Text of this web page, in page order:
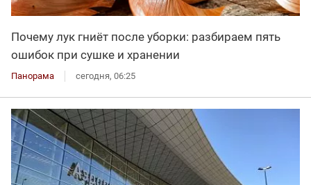
Почему лук гниёт после уборки: разбираем пять
ошибок при сушке и хранении
Панорама сегодня, 06:25